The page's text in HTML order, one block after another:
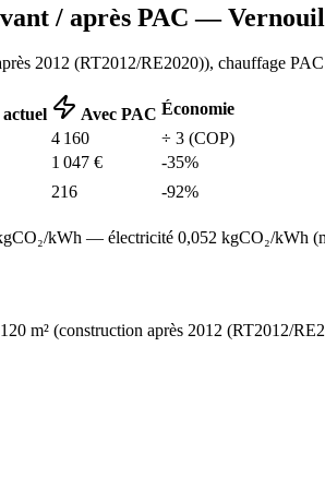
/ après PAC —
2012 (RT2012/RE2020)), chauffage
actuel Avec PAC Économie
4 160 ÷ 3 (COP)
1 047 € -35%
216 -92%
kWh — électricité 0,052 kgCO₂/kWh
120 m² (construction après 2012 (RT2012/